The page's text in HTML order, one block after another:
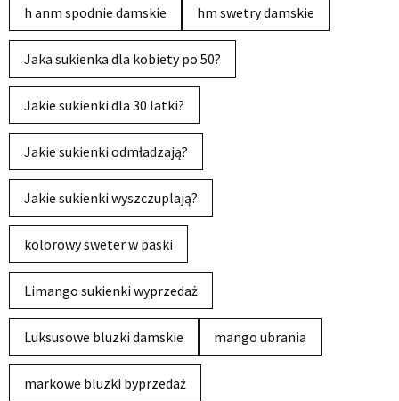
h anm spodnie damskie hm swetry damskie
Jaka sukienka dla kobiety po 50?
Jakie sukienki dla 30 latki?
Jakie sukienki odmładzają?
Jakie sukienki wyszczuplają?
kolorowy sweter w paski
Limango sukienki wyprzedaż
Luksusowe bluzki damskie mango ubrania
markowe bluzki byprzedaż